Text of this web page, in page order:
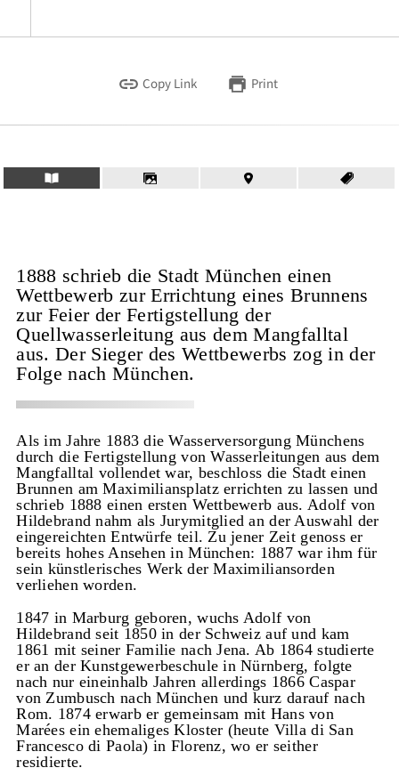
Copy Link Print
1888 schrieb die Stadt München einen
Wettbewerb zur Errichtung eines Brunnens
zur Feier der Fertigstellung der
Quellwasserleitung aus dem Mangfalltal
aus. Der Sieger des Wettbewerbs zog in der
Folge nach München.
Als im Jahre 1883 die Wasserversorgung Münchens
durch die Fertigstellung von Wasserleitungen aus dem
Mangfalltal vollendet war, beschloss die Stadt einen
Brunnen am Maximiliansplatz errichten zu lassen und
schrieb 1888 einen ersten Wettbewerb aus. Adolf von
Hildebrand nahm als Jurymitglied an der Auswahl der
eingereichten Entwürfe teil. Zu jener Zeit genoss er
bereits hohes Ansehen in München: 1887 war ihm für
sein künstlerisches Werk der Maximiliansorden
verliehen worden.
1847 in Marburg geboren, wuchs Adolf von
Hildebrand seit 1850 in der Schweiz auf und kam
1861 mit seiner Familie nach Jena. Ab 1864 studierte
er an der Kunstgewerbeschule in Nürnberg, folgte
nach nur eineinhalb Jahren allerdings 1866 Caspar
von Zumbusch nach München und kurz darauf nach
Rom. 1874 erwarb er gemeinsam mit Hans von
Marées ein ehemaliges Kloster (heute Villa di San
Francesco di Paola) in Florenz, wo er seither
residierte.